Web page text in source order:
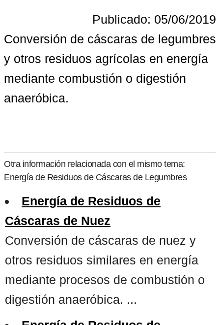
Publicado: 05/06/2019
Conversión de cáscaras de legumbres
y otros residuos agrícolas en energía
mediante combustión o digestión
anaeróbica.
Otra información relacionada con el mismo tema:
Energía de Residuos de Cáscaras de Legumbres
Energía de Residuos de
Cáscaras de Nuez
Conversión de cáscaras de nuez y
otros residuos similares en energía
mediante procesos de combustión o
digestión anaeróbica. ...